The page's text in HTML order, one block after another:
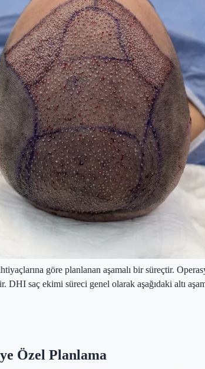
göre planlanan aşamalı bir süreçtir.
saç ekimi süreci genel olarak aşağıdaki altı
Özel Planlama